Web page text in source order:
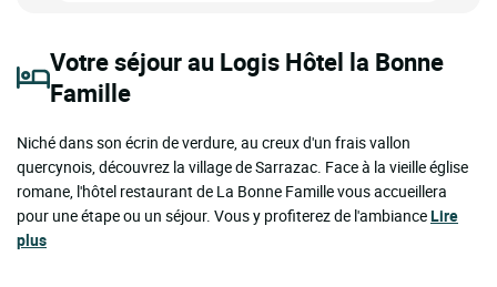
Votre séjour au Logis Hôtel la Bonne
Famille
Niché dans son écrin de verdure, au creux d'un frais vallon
quercynois, découvrez la village de Sarrazac. Face à la vieille église
romane, l'hôtel restaurant de La Bonne Famille vous accueillera
pour une étape ou un séjour. Vous y profiterez de l'ambianceLire
plus